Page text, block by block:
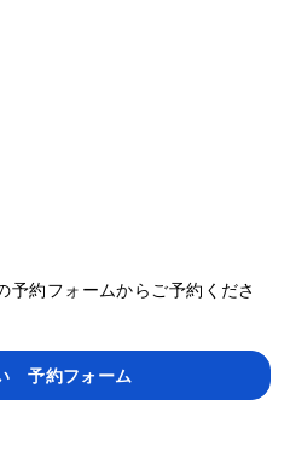
予約フォームからご予約くださ
予約フォーム